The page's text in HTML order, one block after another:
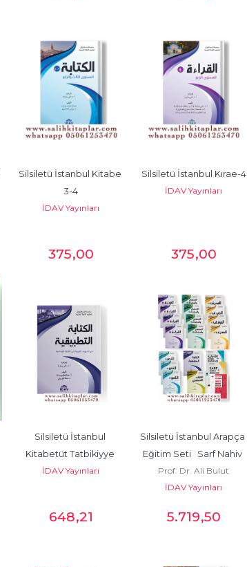
Silsiletü İstanbul Kitabe
3-4
İDAV Yayınları
375,00
Silsiletü İstanbul Kırae-4
İDAV Yayınları
375,00
Silsiletü İstanbul
Kitabetüt Tatbikiyye
(Yeni Baskı)
İDAV Yayınları
648,21
Silsiletü İstanbul Arapça
Eğitim Seti   Sarf Nahiv
Soru Bankalı ve
Denemeli
Prof. Dr. Ali Bulut
İDAV Yayınları
5.719,50